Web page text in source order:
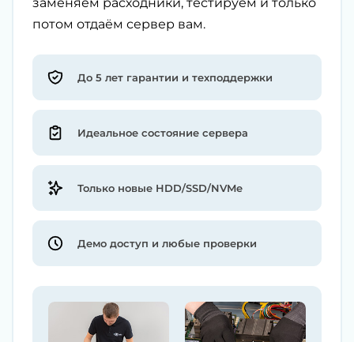
потом отдаём сервер вам.
До 5 лет гарантии и техподдержки
Идеальное состояние сервера
Только новые HDD/SSD/NVMe
Демо доступ и любые проверки